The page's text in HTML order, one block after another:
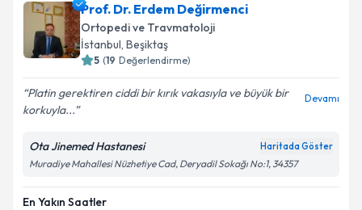
Prof. Dr. Erdem Değirmenci
Ortopedi ve Travmatoloji
İstanbul, Beşiktaş
5 (19 Değerlendirme)
Platin gerektiren ciddi bir kırık vakasıyla ve büyük bir
korkuyla...
Devamı
Ota Jinemed Hastanesi Haritada Göster
Muradiye Mahallesi Nüzhetiye Cad, Deryadil Sokağı No:1, 34357
En Yakın Saatler